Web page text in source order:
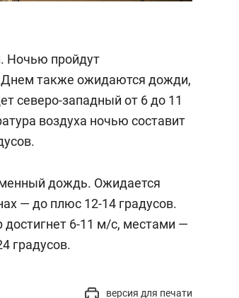
Ночью пройдут
также ожидаются дожди,
северо-западный от 6 до 11
воздуха ночью составит
дождь. Ожидается
— до плюс 12-14 градусов.
6-11 м/c, местами —
градусов.
версия для печати